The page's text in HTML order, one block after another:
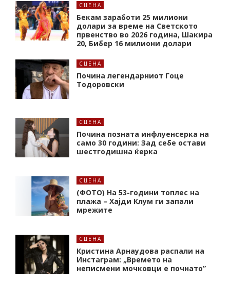
СЦЕНА
Бекам заработи 25 милиони
долари за време на Светското
првенство во 2026 година, Шакира
20, Бибер 16 милиони долари
СЦЕНА
Почина легендарниот Гоце
Тодоровски
СЦЕНА
Почина позната инфлуенсерка на
само 30 години: Зад себе остави
шестгодишна ќерка
СЦЕНА
(ФОТО) На 53-години топлес на
плажа – Хајди Клум ги запали
мрежите
СЦЕНА
Кристина Арнаудова распали на
Инстаграм: „Времето на
неписмени мочковци е почнато”